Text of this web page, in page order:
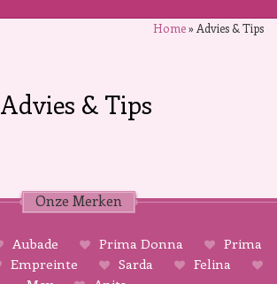
Home» Advies & Tips
Advies & Tips
Onze Merken
Aubade Prima Donna
Prima
Empreinte Sarda
Felina